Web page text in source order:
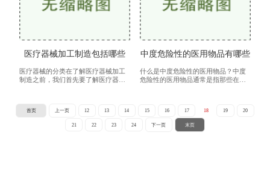
医疗器械加工制造包括哪些
医疗器械的分类在了解医疗器械加工
制造之前，我们首先要了解医疗器械
械：用于病症的检测和诊断，如血糖
仪、
中度危险性的医用物品有哪些
什么是中度危险性的医用物品？中度
危险性的医用物品通常是指那些在使
不
首页 上一页 12 13 14 15 16 17 18 19 20
21 22 23 24 下一页 末页